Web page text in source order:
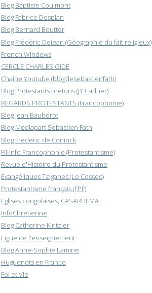
Blog Baptiste Coulmont
Blog Fabrice Desplan
Blog Bernard Boutter
Blog Frédéric Dejean (Géographie du fait religieux)
French Windows
CERCLE CHARLES GIDE
Chaîne Youtube (blogdesebastienfath)
Blog Protestants bretons (JY.Carluer)
REGARDS PROTESTANTS (Francophonie)
Blog Jean Baubérot
Blog Médiapart Sébastien Fath
Blog Frederic de Coninck
Fil-info Francophonie (Protestantisme)
Revue d'Histoire du Protestantisme
Evangéliques Tziganes (Le Cossec)
Protestantisme français (FPF)
Eglises congolaises, CASARHEMA
InfoChrétienne
Blog Catherine Kintzler
Ligue de l'enseignement
Blog Anne-Sophie Lamine
Huguenots en France
Foi et Vie